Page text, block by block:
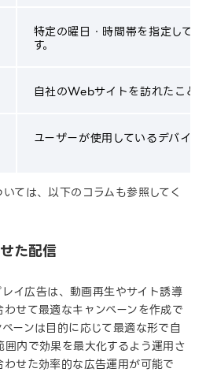
特定の曜日・時間帯を指定して
す。
自社のWebサイトを訪れたこと
ユーザーが使用しているデバイ
ては、以下のコラムも参照してく
た配信
イ広告は、動画再生やサイト誘導
せて最適なキャンペーンを作成で
ーンは目的に応じて最適な形で自
内で効果を最大化するよう運用さ
せた効率的な広告運用が可能で